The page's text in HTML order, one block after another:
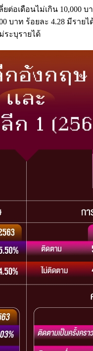
ต่อเดือนไม่เกิน 10,000
บาท ร้อยละ 4.28 มีราย
ระบุรายได้